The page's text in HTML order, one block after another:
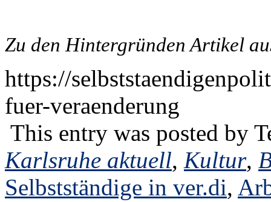
Zu den Hintergründen Artikel
https://
fuer-veraenderung
This entry was posted by
Karlsruhe aktuell, Kultur,
Selbstständige in ver.di,